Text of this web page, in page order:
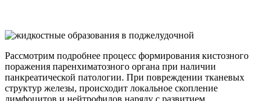
Рассмотрим подробнее процесс формирования кистозного
поражения паренхиматозного органа при наличии
панкреатической патологии. При повреждении тканевых
структур железы, происходит локальное скопление
лимфоцитов и нейтрофилов наряду с развитием